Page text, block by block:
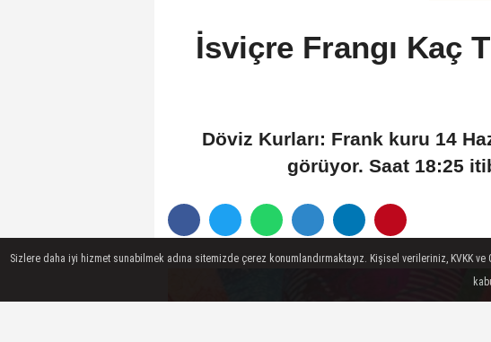
İsviçre Frangı Kaç
Döviz Kurları: Frank kuru 14
görüyor. Saat 18:25
Sizlere daha iyi hizmet sunabilmek adına sitemizde çerez konumlandırmaktayız. Kişisel verileriniz, KVKK